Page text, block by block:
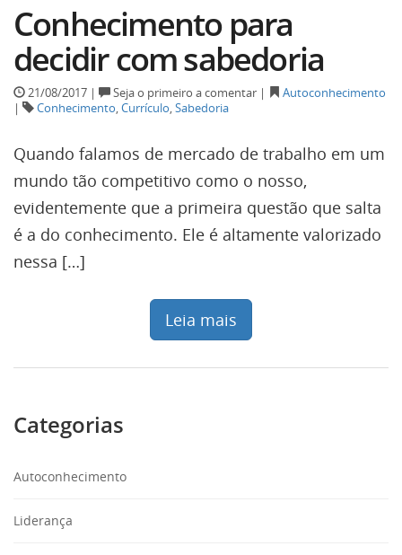
Conhecimento para
decidir com sabedoria
21/08/2017 | Seja o primeiro a comentar |
Autoconhecimento
|
Conhecimento,Currículo,Sabedoria
Quando falamos de mercado de trabalho em um
mundo tão competitivo como o nosso,
evidentemente que a primeira questão que salta
é a do conhecimento. Ele é altamente valorizado
nessa […]
Leia mais
Categorias
Autoconhecimento
Liderança